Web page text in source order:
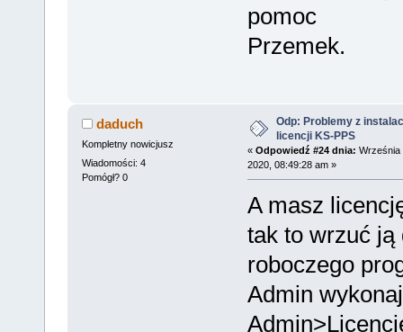
pomoc
Przemek.
daduch
Kompletny nowicjusz
Wiadomości: 4
Pomógł? 0
Odp: Problemy z
licencji KS-PPS
« Odpowiedź #24 dnia: Września
2020, 08:49:28 am »
A masz
tak to wrzuć ją
roboczego
Admin